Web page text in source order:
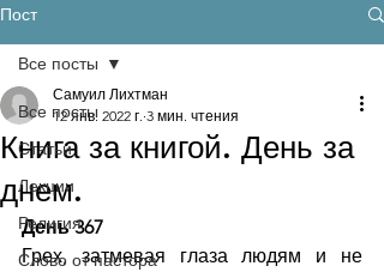
Пост
Все посты
Статьи
Лекции
Религия
Слово от пастора
Все посты
Книга за книгой. День за
днем.
Самуил Лихтман
12 янв. 2022 г. 3 мин. чтения
День 367
Грех, затмевая глаза людям и не